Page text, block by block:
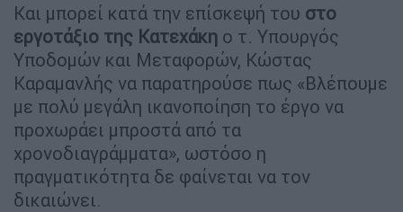
Και μπορεί κατά την επίσκεψή του στο
εργοτάξιο της Κατεχάκη ο τ. Υπουργός
Υποδομών και Μεταφορών, Κώστας
Καραμανλής να παρατηρούσε πως «Βλέπουμε
με πολύ μεγάλη ικανοποίηση το έργο να
προχωράει μπροστά από τα
χρονοδιαγράμματα», ωστόσο η
πραγματικότητα δε φαίνεται να τον
δικαιώνει.